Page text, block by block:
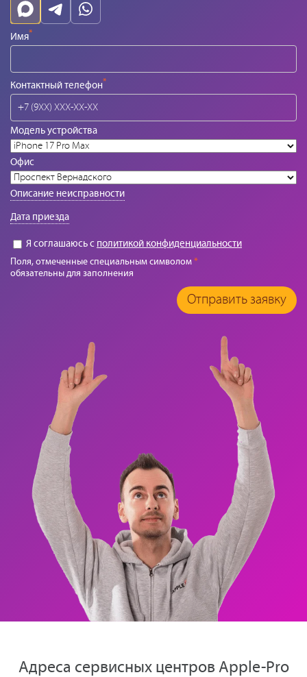
Имя*
Контактный телефон*
Модель устройства
Офис
Описание неисправности
Дата приезда
Я соглашаюсь с политикой конфиденциальности
Поля, отмеченные специальным символом*
обязательны для заполнения
Отправить заявку
Адреса сервисных центров Apple-Pro